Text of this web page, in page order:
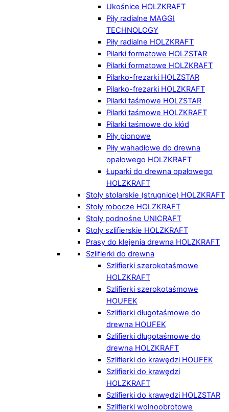
Ukośnice HOLZKRAFT
Piły radialne MAGGI
TECHNOLOGY
Piły radialne HOLZKRAFT
Pilarki formatowe HOLZSTAR
Pilarki formatowe HOLZKRAFT
Pilarko-frezarki HOLZSTAR
Pilarko-frezarki HOLZKRAFT
Pilarki taśmowe HOLZSTAR
Pilarki taśmowe HOLZKRAFT
Pilarki taśmowe do kłód
Piły pionowe
Piły wahadłowe do drewna
opałowego HOLZKRAFT
Łuparki do drewna opałowego
HOLZKRAFT
Stoły stolarskie (strugnice) HOLZKRAFT
Stoły robocze HOLZKRAFT
Stoły podnośne UNICRAFT
Stoły szlifierskie HOLZKRAFT
Prasy do klejenia drewna HOLZKRAFT
Szlifierki do drewna
Szlifierki szerokotaśmowe
HOLZKRAFT
Szlifierki szerokotaśmowe
HOUFEK
Szlifierki długotaśmowe do
drewna HOUFEK
Szlifierki długotaśmowe do
drewna HOLZKRAFT
Szlifierki do krawędzi HOUFEK
Szlifierki do krawędzi
HOLZKRAFT
Szlifierki do krawędzi HOLZSTAR
Szlifierki wolnoobrotowe